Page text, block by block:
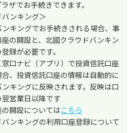
ザでお手続きできます。
ンキング＞
キングでお手続きされる場合、事
の開設と、北國クラウドバンキン
録が必要です。
口ナビ（アプリ）で投資信託口座
、投資信託口座の情報は自動的に
キングに反映されます。反映は口
営業日以降です
開設についてはこちら
ンキングの利用口座登録について